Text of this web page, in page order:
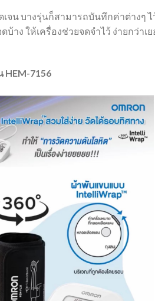
จนบางรุ่นก็สามารถบันทึกค่าต่างๆ ไ
บ้าง ให้เครื่องช่วยจดจำไว้ ง่ายกว่าเย
HEM-7156